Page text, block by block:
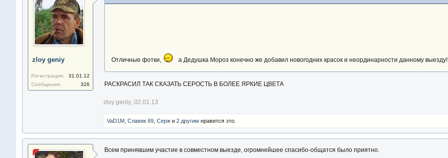
zloy geniy
Регистрация:
31.01.12
Сообщения:
326
Отличные фотки, а Дедушка Мороз конечно же добавил новогодних красок и неординарности данному выезду!
РАСКРАСИЛ ТАК СКАЗАТЬ СЕРОСТЬ В БОЛЕЕ ЯРКИЕ ЦВЕТА
zloy geniy, 02.01.13
VaD1M, Славик 69, Сержи 2 другим нравится это.
Всем принявшим участие в совместном выезде, огромнейшее спасибо-общатся было приятно.